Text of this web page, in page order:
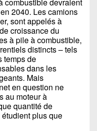
2040. Les camions
sont appelés à
croissance du
à pile à combustible,
distincts – tels
temps de
dans les
Mais
en question ne
au moteur à
quantité de
plus que